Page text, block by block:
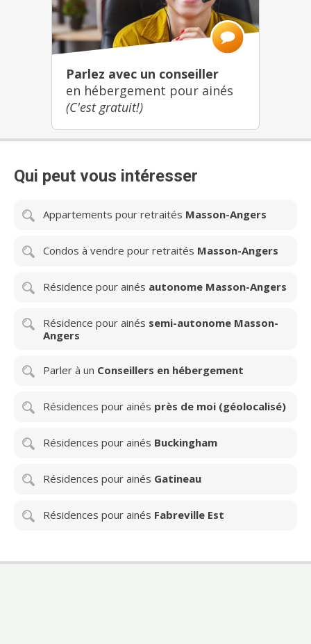
Parlez avec un conseiller
en hébergement pour ainés
(C'est gratuit!)
Qui peut vous intéresser
Appartements pour retraités Masson-Angers
Condos à vendre pour retraités Masson-Angers
Résidence pour ainés autonome Masson-Angers
Résidence pour ainés semi-autonome Masson-
Angers
Parler à un Conseillers en hébergement
Résidences pour ainés près de moi (géolocalisé)
Résidences pour ainés Buckingham
Résidences pour ainés Gatineau
Résidences pour ainés Fabreville Est